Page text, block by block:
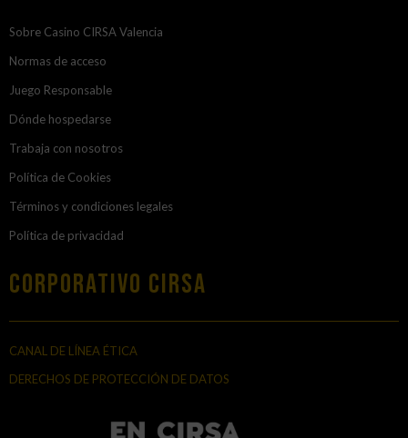
Sobre Casino CIRSA Valencia
Normas de acceso
Juego Responsable
Dónde hospedarse
Trabaja con nosotros
Política de Cookies
Términos y condiciones legales
Política de privacidad
Corporativo Cirsa
CANAL DE LÍNEA ÉTICA
DERECHOS DE PROTECCIÓN DE DATOS